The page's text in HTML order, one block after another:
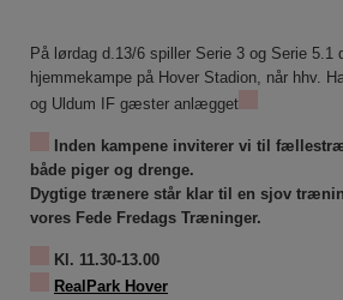
På lørdag d.13/6 spiller Serie 3 og Serie 5.1
hjemmekampe på Hover Stadion, når hhv.
og Uldum IF gæster anlægget
Inden kampene inviterer vi til
både piger og drenge.
Dygtige trænere står klar til en sjov
vores Fede Fredags Træninger.
Kl. 11.30-13.00
RealPark Hover